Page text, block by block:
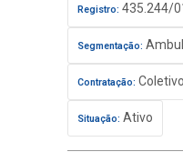
Registro: 435.244/
Segmentação:
Contratação:
Situação: Ativo